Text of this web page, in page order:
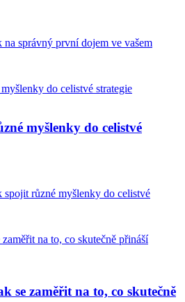
na správný první dojem ve vašem
myšlenky do celistvé
spojit různé myšlenky do celistvé
se zaměřit na to, co skutečně